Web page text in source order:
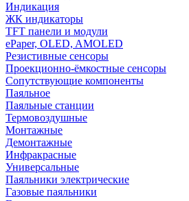
Индикация
ЖК индикаторы
TFT панели и модули
ePaper, OLED, AMOLED
Резистивные сенсоры
Проекционно-ёмкостные сенсоры
Сопутствующие компоненты
Паяльное
Паяльные станции
Термовоздушные
Монтажные
Демонтажные
Инфракрасные
Универсальные
Паяльники электрические
Газовые паяльники